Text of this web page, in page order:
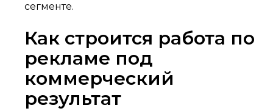
сегменте.
Как строится работа по
рекламе под
коммерческий
результат